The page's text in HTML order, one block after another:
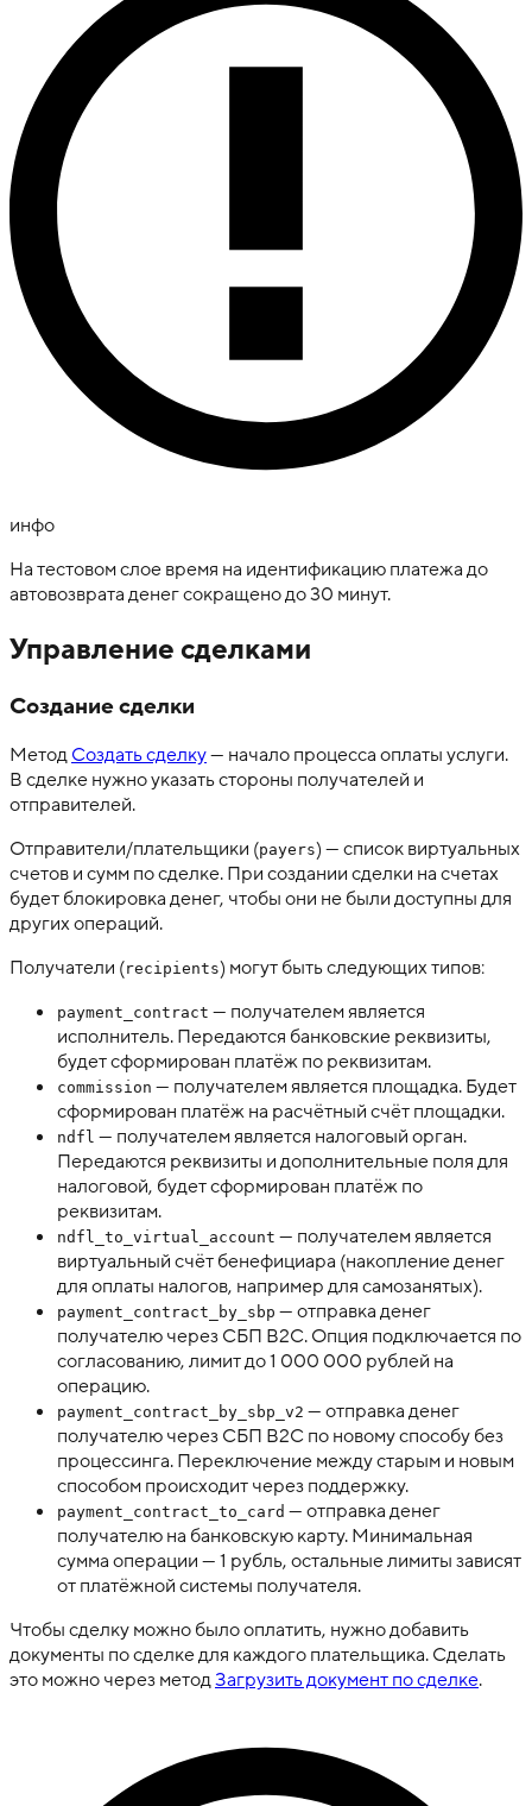
инфо
На тестовом слое время на идентификацию платежа до
автовозврата денег сокращено до 30 минут.
Управление сделками
Создание сделки
МетодСоздать сделку— начало процесса оплаты услуги.
В сделке нужно указать стороны получателей и
отправителей.
Отправители/плательщики (payers) — список виртуальных
счетов и сумм по сделке. При создании сделки на счетах
будет блокировка денег, чтобы они не были доступны для
других операций.
Получатели (recipients) могут быть следующих типов:
payment_contract — получателем является
исполнитель. Передаются банковские реквизиты,
будет сформирован платёж по реквизитам.
commission — получателем является площадка. Будет
сформирован платёж на расчётный счёт площадки.
ndfl — получателем является налоговый орган.
Передаются реквизиты и дополнительные поля для
налоговой, будет сформирован платёж по
реквизитам.
ndfl_to_virtual_account — получателем является
виртуальный счёт бенефициара (накопление денег
для оплаты налогов, например для самозанятых).
payment_contract_by_sbp — отправка денег
получателю через СБП B2C. Опция подключается по
согласованию, лимит до 1 000 000 рублей на
операцию.
payment_contract_by_sbp_v2 — отправка денег
получателю через СБП B2C по новому способу без
процессинга. Переключение между старым и новым
способом происходит через поддержку.
payment_contract_to_card — отправка денег
получателю на банковскую карту. Минимальная
сумма операции — 1 рубль, остальные лимиты зависят
от платёжной системы получателя.
Чтобы сделку можно было оплатить, нужно добавить
документы по сделке для каждого плательщика. Сделать
это можно через методЗагрузить документ по сделке.